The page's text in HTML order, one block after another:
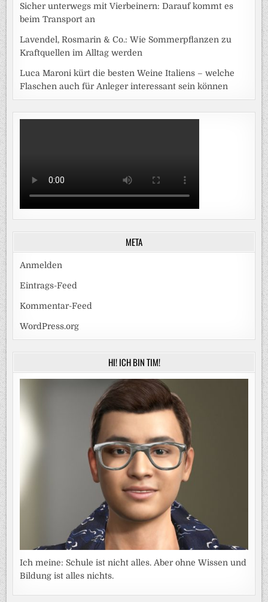
Sicher unterwegs mit Vierbeinern: Darauf kommt es
beim Transport an
Lavendel, Rosmarin & Co.: Wie Sommerpflanzen zu
Kraftquellen im Alltag werden
Luca Maroni kürt die besten Weine Italiens – welche
Flaschen auch für Anleger interessant sein können
META
Anmelden
Eintrags-Feed
Kommentar-Feed
WordPress.org
HI! ICH BIN TIM!
Ich meine: Schule ist nicht alles. Aber ohne Wissen und
Bildung ist alles nichts.